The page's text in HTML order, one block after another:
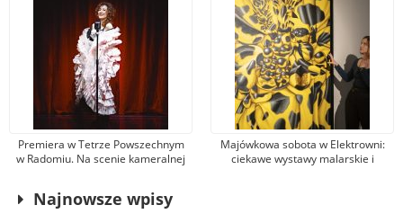
Premiera w Tetrze Powszechnym
w Radomiu. Na scenie kameralnej
Majówkowa sobota w Elektrowni:
ciekawe wystawy malarskie i
Najnowsze wpisy